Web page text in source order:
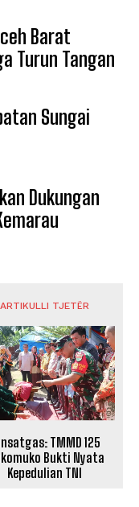
Barat
Turun Tangan
Sungai
Dukungan
ARTIKULLI TJETËR
TMMD 125
Bukti Nyata
Kepedulian TNI